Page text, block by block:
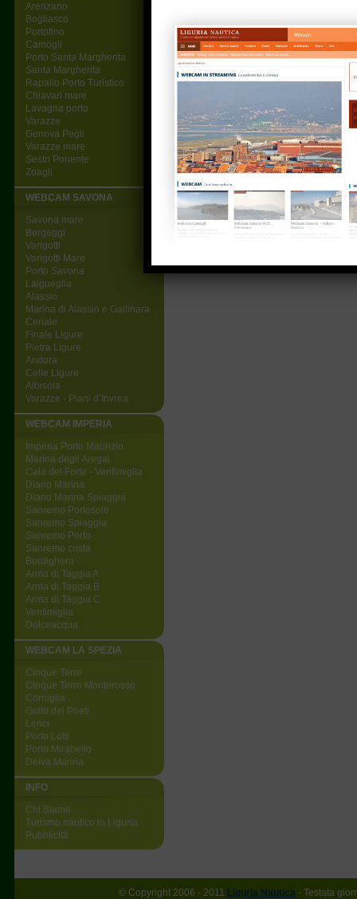
Arenzano
Bogliasco
Portofino
Camogli
Porto Santa Margherita
Santa Margherita
Rapallo Porto Turistico
Chiavari mare
Lavagna porto
Varazze
Genova Pegli
Varazze mare
Sestri Ponente
Zoagli
WEBCAM SAVONA
Savona mare
Bergeggi
Varigotti
Varigotti Mare
Porto Savona
Laigueglia
Alassio
Marina di Alassio e Gallinara
Ceriale
Finale Ligure
Pietra Ligure
Andora
Celle Ligure
Albisola
Varazze - Piani d’Invrea
WEBCAM IMPERIA
Imperia Porto Maurizio
Marina degli Aregai
Cala del Forte - Ventimiglia
Diano Marina
Diano Marina Spiaggia
Sanremo Portosole
Sanremo Spiaggia
Sanremo Porto
Sanremo costa
Bordighera
Arma di Taggia A
Arma di Taggia B
Arma di Taggia C
Ventimiglia
Dolceacqua
WEBCAM LA SPEZIA
Cinque Terre
Cinque Terre Monterosso
Corniglia
Golfo dei Poeti
Lerici
Porto Lotti
Porto Mirabello
Deiva Marina
INFO
Chi Siamo
Turismo nautico in Liguria
Pubblicità
© Copyright 2006 - 2011 Liguria Nautica - Testata